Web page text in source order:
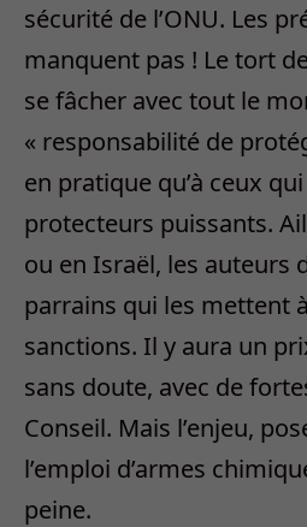
sécurité de l’ONU. Les
manquent pas ! Le tort
se fâcher avec tout le
« responsabilité de
en pratique qu’à ceux
protecteurs puissants.
ou en Israël, les auteurs
parrains qui les mettent
sanctions. Il y aura un
sans doute, avec de
Conseil. Mais l’enjeu,
l’emploi d’armes
peine.